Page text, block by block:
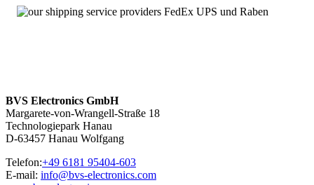
Angebot von Neuteilen
Sie erreichbar. Bei Fragen kontaktieren Sie uns unter
95404-200.
BVS Electronics GmbH
Margarete-von-Wrangell-Straße 18
Technologiepark Hanau
D-63457 Hanau Wolfgang
Telefon:+49 6181 95404-603
E-mail: info@bvs-electronics.com